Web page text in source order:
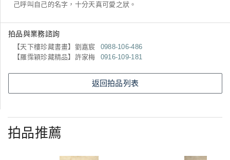
己呼叫自己的名字，十分天真可愛之狀。
拍品與業務諮詢
【天下樓珍藏書畫】劉嘉宸
0988-106-486
【羅霈穎珍藏精品】許家梅
0916-109-181
返回拍品列表
拍品推薦